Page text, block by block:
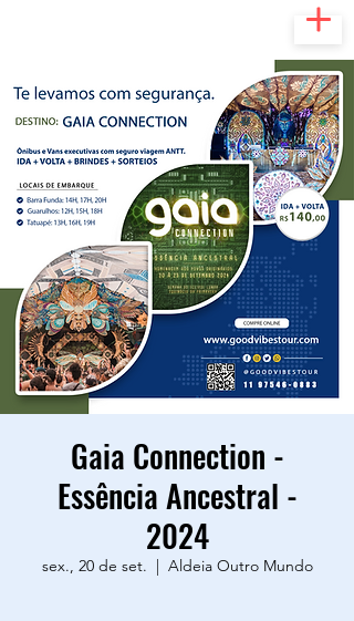
Gaia Connection -
Essência Ancestral -
2024
sex., 20 de set.
  |
Aldeia Outro Mundo